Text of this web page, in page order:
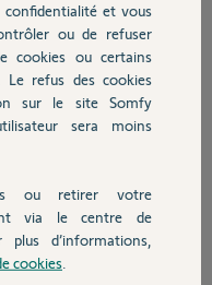
à mon installation.
mais le scénario
: le déclencheur est
de modifier ces champs,
ou de le supprimer.
ramené à la liste des
fonctionnel, ou alors,
proposé et que je
de la première mise en
et vous
ou de refuser
cookies ou certains
Le refus des cookies
sur le site Somfy
sera moins
ou retirer votre
via le centre de
d’informations,
cookies